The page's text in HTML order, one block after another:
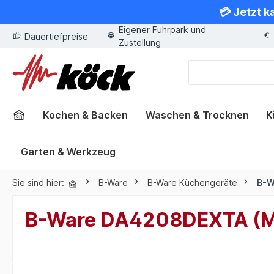
💳 Jetzt
Dauertiefpreise
Eigener Fuhrpark und
Zustellung
Kochen & Backen Waschen & Trocknen
Garten & Werkzeug
Sie sind hier: B-Ware B-Ware Küchengeräte B-
B-Ware DA4208DEXTA